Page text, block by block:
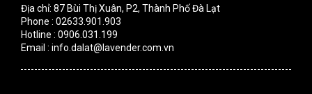
Địa chỉ: 87 Bùi Thị Xuân, P2, Thành Phố Đà Lạt
Phone : 02633.901.903
Hotline : 0906.031.199
Email : info.dalat@lavender.com.vn